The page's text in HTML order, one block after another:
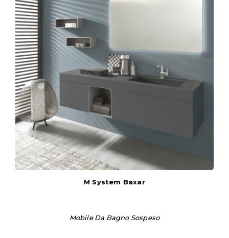
M System Baxar
Mobile Da Bagno Sospeso